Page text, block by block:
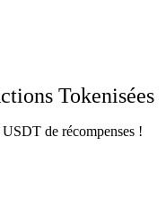
Tokenisées
de récompenses !